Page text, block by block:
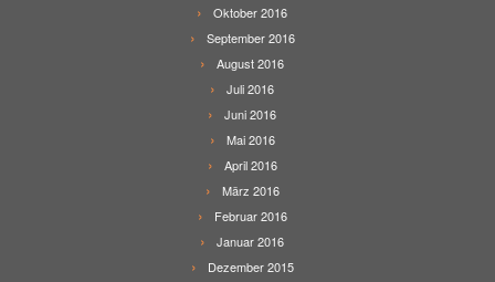
Oktober 2016
September 2016
August 2016
Juli 2016
Juni 2016
Mai 2016
April 2016
März 2016
Februar 2016
Januar 2016
Dezember 2015